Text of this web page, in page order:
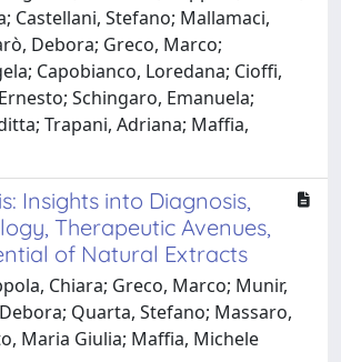
Castellani, Stefano; Mallamaci,
Debora; Greco, Marco;
Capobianco, Loredana; Cioffi,
Schingaro, Emanuela;
Trapani, Adriana; Maffia,
Insights into Diagnosis,
Therapeutic Avenues,
of Natural Extracts
Chiara; Greco, Marco; Munir,
Quarta, Stefano; Massaro,
Maria Giulia; Maffia, Michele